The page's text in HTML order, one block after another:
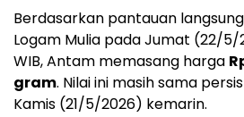
Berdasarkan pantauan
Logam Mulia pada Jumat (22/5/
WIB,Antam memasang harga
gram. Nilai ini masih sama
Kamis (21/5/2026) kemarin.